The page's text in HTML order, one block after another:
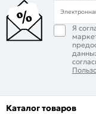
Я
Каталог товаров